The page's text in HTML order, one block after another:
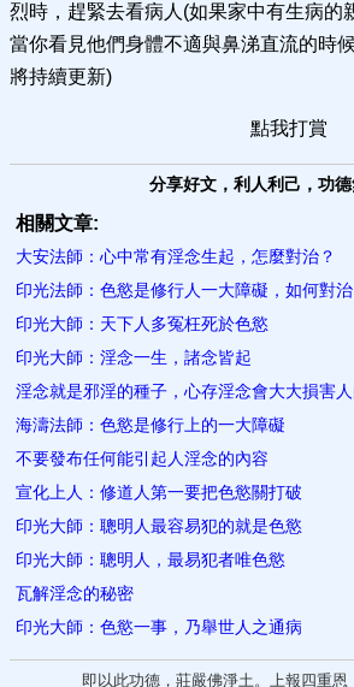
烈時，趕緊去看病人(如果家中有生病的
當你看見他們身體不適與鼻涕直流的時
將持續更新)
點我打賞
分享好文，利人利己，功
相關文章:
大安法師：心中常有淫念生起，怎麼對治？
印光法師：色慾是修行人一大障礙，如何對治
印光大師：天下人多冤枉死於色慾
印光大師：淫念一生，諸念皆起
淫念就是邪淫的種子，心存淫念會大大損害
海濤法師：色慾是修行上的一大障礙
不要發布任何能引起人淫念的內容
宣化上人：修道人第一要把色慾關打破
印光大師：聰明人最容易犯的就是色慾
印光大師：聰明人，最易犯者唯色慾
瓦解淫念的秘密
印光大師：色慾一事，乃舉世人之通病
即以此功德，莊嚴佛淨土。上報四重恩